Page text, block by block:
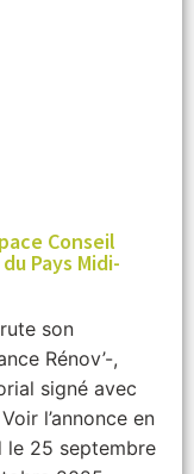
Conseil
Pays Midi-
son
Rénov’-,
signé avec
l’annonce en
le 25 septembre